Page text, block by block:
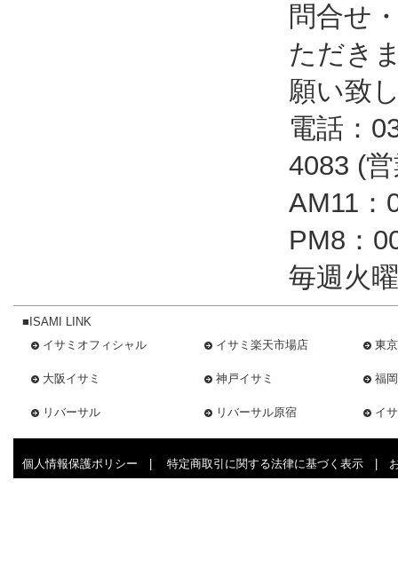
問合せ
ただき
願い致
電話：
4083 (
AM11：
PM8：
毎週火
■ISAMI LINK
イサミオフィシャル
イサミ楽天市場店 東
大阪イサミ 神戸イサミ 福
リバーサル リバーサル原宿 イ
個人情報保護ポリシー 特定商取引に関する法律に基づく表示